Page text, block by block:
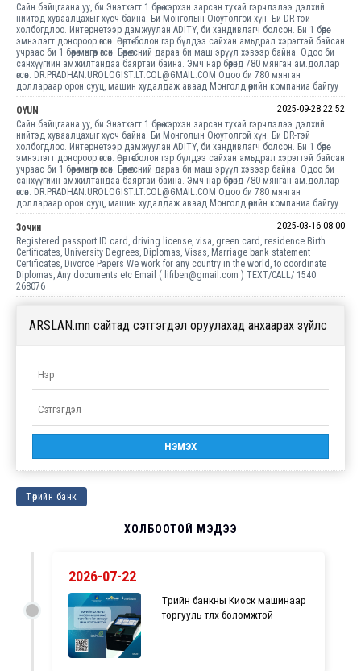
Сайн байцгаана уу, би Энэтхэгт 1 бөөрөө хэрхэн зарсан тухай гэрчлэлээ дэлхий
нийтэд хуваалцахыг хүсч байна. Би Монголын Оюутолгой хүн. Би DR-тэй
холбогдлоо. Интернетээр дамжуулан ADITY, би хандивлагч болсон. Би 1 бөөрөө
эмнэлэгт донороор өгсөн. Өөртөө болон гэр бүлдээ сайхан амьдрал хэрэгтэй байсан
учраас би 1 бөөрөө мөнгөөр өгсөн. Бөөрөө өгсний дараа би маш эрүүл хэвээр байна. Одоо би
санхүүгийн амжилтандаа баяртай байна. Эмч нар бөөрөнд 780 мянган ам.доллар
өгсөн. DR.PRADHAN.UROLOGIST.LT.COL@GMAIL.COM Одоо би 780 мянган
доллараар орон сууц, машин худалдаж аваад Монголд өөрийн компаниа байгуу
OYUN
2025-09-28 22:52
Сайн байцгаана уу, би Энэтхэгт 1 бөөрөө хэрхэн зарсан тухай гэрчлэлээ дэлхий
нийтэд хуваалцахыг хүсч байна. Би Монголын Оюутолгой хүн. Би DR-тэй
холбогдлоо. Интернетээр дамжуулан ADITY, би хандивлагч болсон. Би 1 бөөрөө
эмнэлэгт донороор өгсөн. Өөртөө болон гэр бүлдээ сайхан амьдрал хэрэгтэй байсан
учраас би 1 бөөрөө мөнгөөр өгсөн. Бөөрөө өгсний дараа би маш эрүүл хэвээр байна. Одоо би
санхүүгийн амжилтандаа баяртай байна. Эмч нар бөөрөнд 780 мянган ам.доллар
өгсөн. DR.PRADHAN.UROLOGIST.LT.COL@GMAIL.COM Одоо би 780 мянган
доллараар орон сууц, машин худалдаж аваад Монголд өөрийн компаниа байгуу
Зочин
2025-03-16 08:00
Registered passport ID card, driving license, visa, green card, residence Birth
Certificates, University Degrees, Diplomas, Visas, Marriage bank statement
Certificates, Divorce Papers We work for any country in the world, to coordinate
Diplomas, Any documents etc Email ( lifiben@gmail.com ) TEXT/CALL/ 1540
268076
ARSLAN.mn сайтад сэтгэгдэл оруулахад анхаарах зүйлс
Төрийн банк
ХОЛБООТОЙ МЭДЭЭ
2026-07-22
Төрийн банкны Киоск машинаар
торгууль төлөх боломжтой